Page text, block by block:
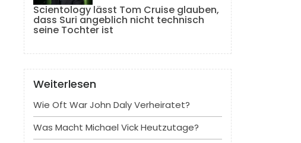
Scientology lässt Tom Cruise glauben,
dass Suri angeblich nicht technisch
seine Tochter ist
Weiterlesen
Wie Oft War John Daly Verheiratet?
Was Macht Michael Vick Heutzutage?